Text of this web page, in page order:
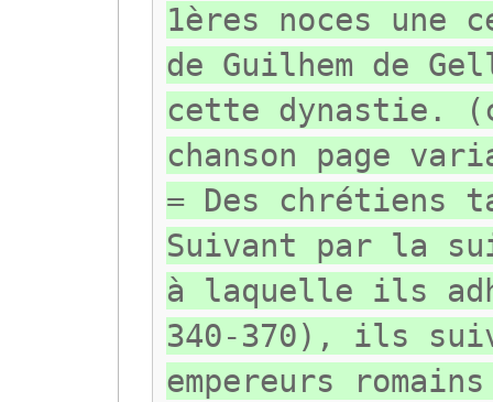
1ères noces
de Guilhem de
cette dynastie.
chanson page
= Des
Suivant par la
à laquelle ils
340-370), ils
empereurs